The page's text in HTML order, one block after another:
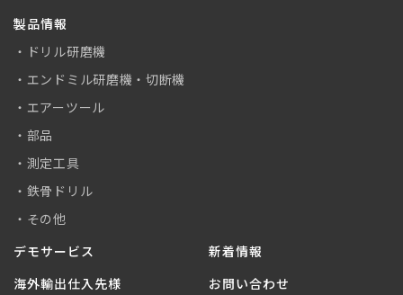
製品情報
ドリル研磨機
エンドミル研磨機・切断機
エアーツール
部品
測定工具
鉄骨ドリル
その他
デモサービス
海外輸出仕入先様
新着情報
お問い合わせ